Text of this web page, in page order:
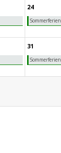
24
Sommerferien
31
Sommerferien